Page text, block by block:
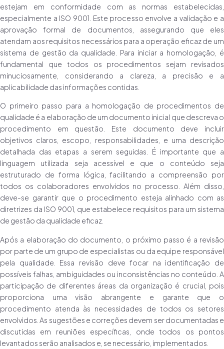
estejam em conformidade com as normas estabelecidas,
especialmente a ISO 9001. Este processo envolve a validação e a
aprovação formal de documentos, assegurando que eles
atendam aos requisitos necessários para a operação eficaz de um
sistema de gestão da qualidade. Para iniciar a homologação, é
fundamental que todos os procedimentos sejam revisados
minuciosamente, considerando a clareza, a precisão e a
aplicabilidade das informações contidas.
O primeiro passo para a homologação de procedimentos de
qualidade é a elaboração de um documento inicial que descreva o
procedimento em questão. Este documento deve incluir
objetivos claros, escopo, responsabilidades, e uma descrição
detalhada das etapas a serem seguidas. É importante que a
linguagem utilizada seja acessível e que o conteúdo seja
estruturado de forma lógica, facilitando a compreensão por
todos os colaboradores envolvidos no processo. Além disso,
deve-se garantir que o procedimento esteja alinhado com as
diretrizes da ISO 9001, que estabelece requisitos para um sistema
de gestão da qualidade eficaz.
Após a elaboração do documento, o próximo passo é a revisão
por parte de um grupo de especialistas ou da equipe responsável
pela qualidade. Essa revisão deve focar na identificação de
possíveis falhas, ambiguidades ou inconsistências no conteúdo. A
participação de diferentes áreas da organização é crucial, pois
proporciona uma visão abrangente e garante que o
procedimento atenda às necessidades de todos os setores
envolvidos. As sugestões e correções devem ser documentadas e
discutidas em reuniões específicas, onde todos os pontos
levantados serão analisados e, se necessário, implementados.